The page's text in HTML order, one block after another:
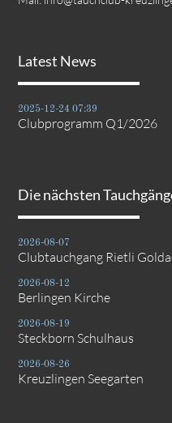
Latest News
2025-12-24 07:39
Clubprogramm Q1/2026
Die nächsten
2026-08-07
Clubtauchgang Rietli
2026-08-12
Berlingen Kirche
2026-08-19
Steckborn Schulhaus
2026-08-26
Kreuzlingen Seegarten